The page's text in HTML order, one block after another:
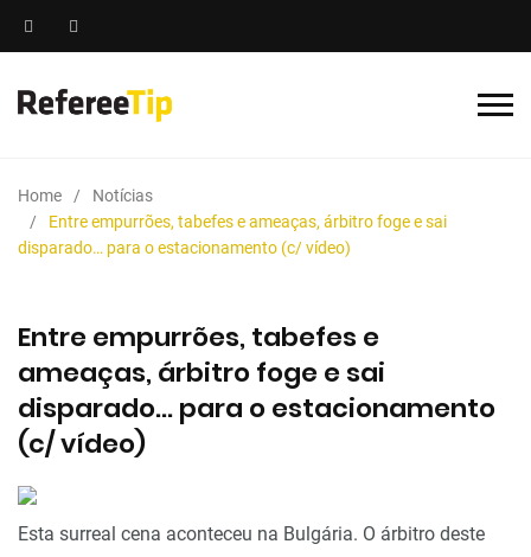
Home
Notícias
Entre empurrões, tabefes e ameaças, árbitro foge e sai
disparado… para o estacionamento (c/ vídeo)
Entre empurrões, tabefes e
ameaças, árbitro foge e sai
disparado… para o estacionamento
(c/ vídeo)
Esta surreal cena aconteceu na Bulgária. O árbitro deste